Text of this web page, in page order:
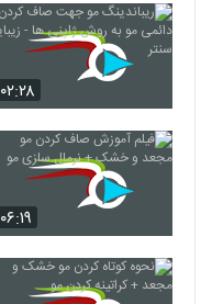
۰۲:۲۸
۰۶:۱۹